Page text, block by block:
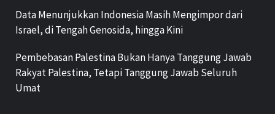
Data Menunjukkan Indonesia Masih Mengimpor dari
Israel, di Tengah Genosida, hingga Kini
Pembebasan Palestina Bukan Hanya Tanggung Jawab
Rakyat Palestina, Tetapi Tanggung Jawab Seluruh
Umat